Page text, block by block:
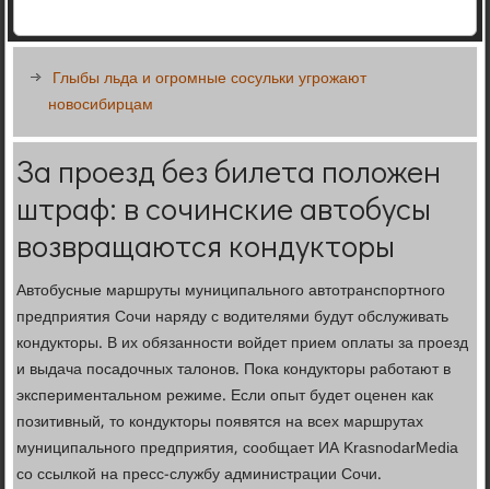
Глыбы льда и огромные сосульки угрожают
новосибирцам
За проезд без билета положен
штраф: в сочинские автобусы
возвращаются кондукторы
Автобусные маршруты муниципального автотранспортного
предприятия Сочи наряду с водителями будут обслуживать
кондукторы. В их обязанности войдет прием оплаты за проезд
и выдача посадочных талонов. Пока кондукторы работают в
экспериментальном режиме. Если опыт будет оценен как
позитивный, то кондукторы появятся на всех маршрутах
муниципального предприятия, сообщает ИА KrasnodarMedia
со ссылкой на пресс-службу администрации Сочи.